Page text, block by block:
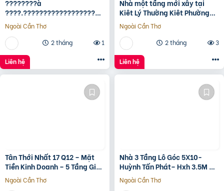
????????à
????.????????????????????,
???????????????? ????
ộ???? ????????ấ????, ????
ó???? ???? ????ặ????
????????ề????
????????????, ????????á
????.???? ????ỷ
Ngoài Cần Thơ
2 tháng
1
Liên hệ
Nhà một tầng mới xây tại
Kiêt Lý Thường Kiêt Phường
nam Đông Hà Quảng Trị
Ngoài Cần Thơ
2 tháng
3
Liên hệ
Tân Thới Nhất 17 Q12 – Mặt
Tiền Kinh Doanh – 5 Tầng Giá
13.6 Tỷ
Ngoài Cần Thơ
Nhà 3 Tầng Lô Góc 5X10-
Huỳnh Tấn Phát– Hxh 3.5M –
Kinh Doanh Tốt – Shr Hoàn
Công Đủ- Giá 3 Tỷ Hơn.
Ngoài Cần Thơ